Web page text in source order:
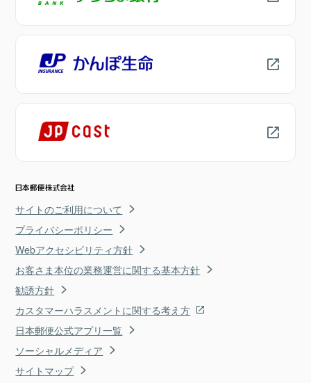
サイトのご利用について
プライバシーポリシー
Webアクセシビリティ方針
お客さま本位の業務運営に関する基本方針
勧誘方針
カスタマーハラスメントに関する考え方
日本郵便公式アプリ一覧
ソーシャルメディア
サイトマップ